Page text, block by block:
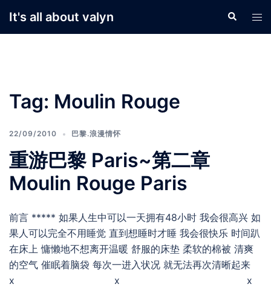
It's all about valyn Search
Tag: Moulin Rouge
22/09/2010 巴黎.浪漫情怀
重游巴黎 Paris~第二章
Moulin Rouge Paris
前言 ***** 如果人生中可以一天拥有48小时 我会很高兴 如
果人可以完全不用睡觉 直到想睡时才睡 我会很快乐 时间趴
在床上 慵懒地不想离开温暖 舒服的床垫 柔软的棉被 清爽
的空气 催眠着脑袋 每次一进入状况 就无法再次清晰起来
x x x